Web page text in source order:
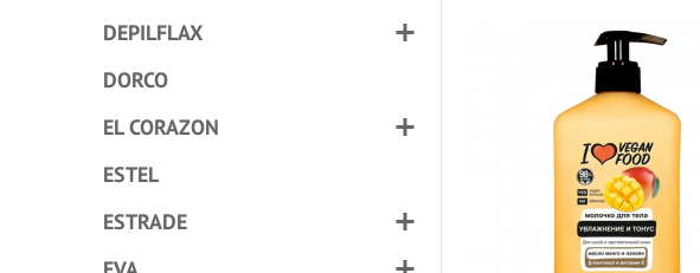
DEPILFLAX
DORCO
EL CORAZON
ESTEL
ESTRADE